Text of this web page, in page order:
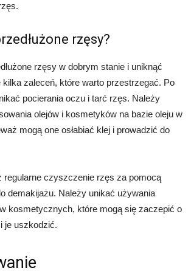
rzęsy?
rzęsy w dobrym stanie i uniknąć
kilka zaleceń, które warto przestrzegać. Po
pocierania oczu i tarć rzęs. Należy
olejów i kosmetyków na bazie oleju w
mogą one osłabiać klej i prowadzić do
regularne czyszczenie rzęs za pomocą
demakijażu. Należy unikać używania
kosmetycznych, które mogą się zaczepić o
je uszkodzić.